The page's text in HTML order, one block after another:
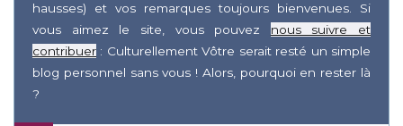
hausses) et vos remarques toujours bienvenues. Si
vous aimez le site, vous pouvez nous suivre et
contribuer : Culturellement Vôtre serait resté un simple
blog personnel sans vous ! Alors, pourquoi en rester là
?